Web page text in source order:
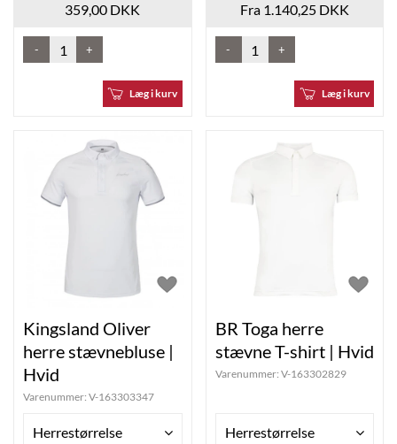
359,00 DKK
- +
Læg i kurv
Fra 1.140,25 DKK
- +
Læg i kurv
Kingsland Oliver
herre stævnebluse |
Hvid
Varenummer: V-163303347
Herrestørrelse
BR Toga herre
stævne T-shirt | Hvid
Varenummer: V-163302829
Herrestørrelse